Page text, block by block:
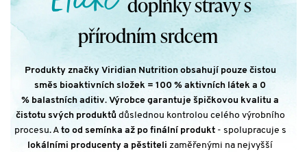
přírodním srdcem
Produkty značky Viridian Nutrition obsahují pouze čistou
směs bioaktivních složek = 100 % aktivních látek a 0
% balastních aditiv. Výrobce garantuje špičkovou kvalitu a
čistotu svých produktů důslednou kontrolou celého výrobního
procesu. A to od semínka až po finální produkt- spolupracuje s
lokálními producenty a pěstiteli zaměřenými na nejvyšší